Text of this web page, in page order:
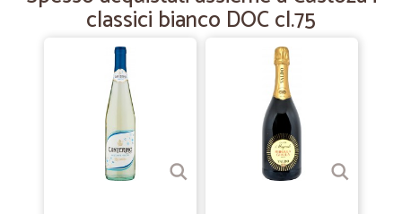
Consegna ultra rapida
Consegna ultra rapida, imballaggio perfetto!! Ottimo lavoro!!
—
classici bianco DOC cl.75